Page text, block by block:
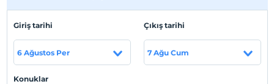
mutfaklı bir konaklama olanağı sunar. Tesis genelinde
ücretsiz Wi-Fi erişimi mevcuttur. Suit Mds'nin
dairelerinde düz ekran TV'nin yanı sıra ocak, buzdolabı,
Giriş tarihi
6 Ağustos Per
Çıkış tarihi
7 Ağu Cum
Konuklar